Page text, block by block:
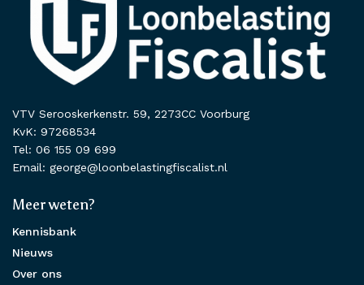
VTV Serooskerkenstr. 59, 2273CC Voorburg
KvK: 97268534
Tel: 06 155 09 699
Email: george@loonbelastingfiscalist.nl
Meer weten?
Kennisbank
Nieuws
Over ons